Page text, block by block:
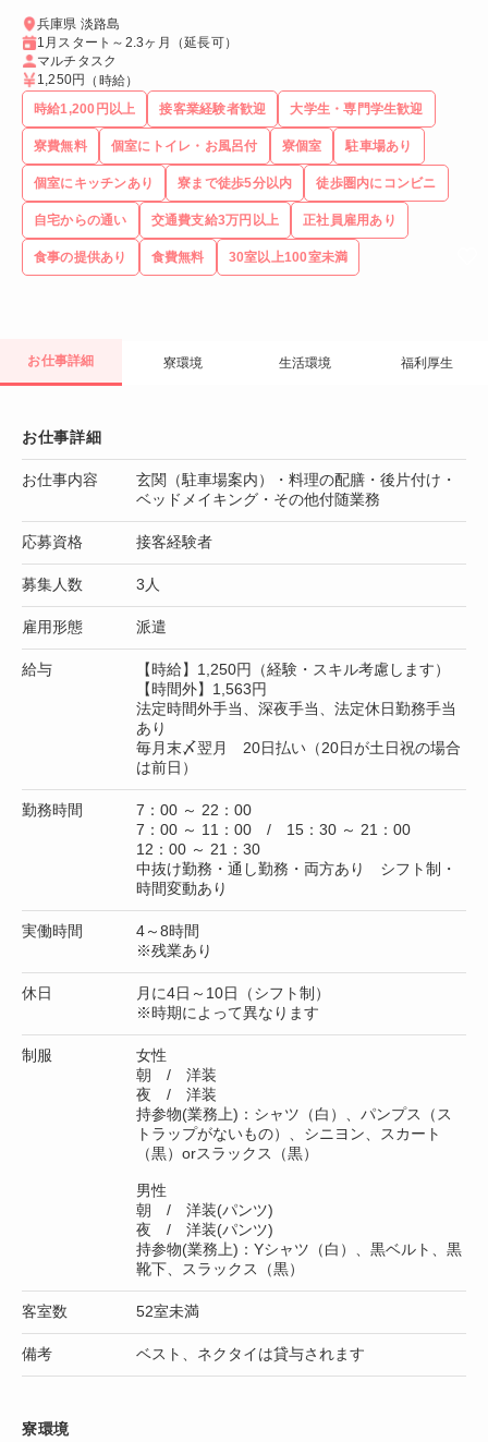
兵庫県 淡路島
1月スタート～2.3ヶ月（延長可）
マルチタスク
1,250円
（時給）
時給1,200円以上
接客業経験者歓迎 大学生・専門学生歓迎
寮費無料 個室にトイレ・お風呂付 寮個室 駐車場あり
個室にキッチンあり 寮まで徒歩5分以内 徒歩圏内にコンビニ
自宅からの通い 交通費支給3万円以上 正社員雇用あり
食事の提供あり 食費無料 30室以上100室未満
お仕事詳細 寮環境 生活環境 福利厚生
お仕事詳細
お仕事内容
玄関（駐車場案内）・料理の配膳・後片付け・
ベッドメイキング・その他付随業務
応募資格 接客経験者
募集人数 3人
雇用形態 派遣
給与
【時給】1,250円（経験・スキル考慮します）
【時間外】1,563円
法定時間外手当、深夜手当、法定休日勤務手当
あり
毎月末〆翌月 20日払い（20日が土日祝の場合
は前日）
勤務時間
7：00 ～ 22：00
7：00 ～ 11：00 / 15：30 ～ 21：00
12：00 ～ 21：30
中抜け勤務・通し勤務・両方あり シフト制・
時間変動あり
実働時間
4～8時間
※残業あり
休日
月に4日～10日（シフト制）
※時期によって異なります
制服
女性
朝 / 洋装
夜 / 洋装
持参物(業務上)：シャツ（白）、パンプス（ス
トラップがないもの）、シニヨン、スカート
（黒）orスラックス（黒）
男性
朝 / 洋装(パンツ)
夜 / 洋装(パンツ)
持参物(業務上)：Yシャツ（白）、黒ベルト、黒
靴下、スラックス（黒）
客室数 52室未満
備考 ベスト、ネクタイは貸与されます
寮環境